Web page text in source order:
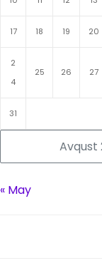
Avqust
17 18 19 20
2
4
25 26 27
31
« May